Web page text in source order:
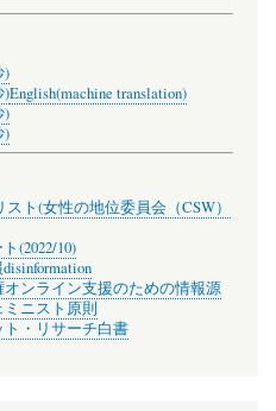
)
)English(machine translation)
)
)
ト(女性の地位委員会（CSW）
(2022/10)
ンライン支援のための情報源
ニスト原則
・リサーチ白書